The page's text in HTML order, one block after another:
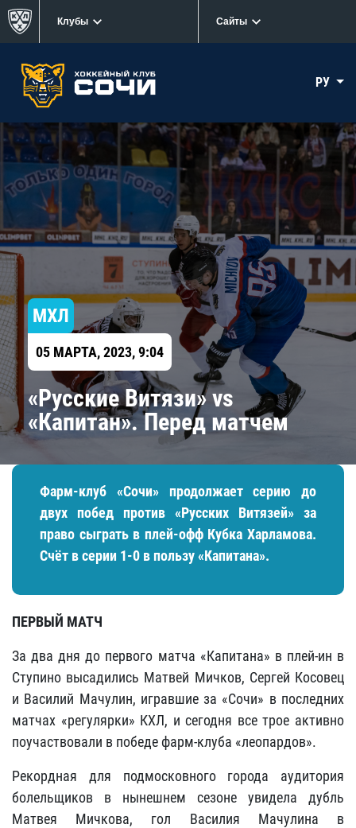
Клубы Сайты
РУ
МХЛ
05 МАРТА, 2023, 9:04
«Русские Витязи» vs
«Капитан». Перед матчем
Фарм-клуб «Сочи» продолжает серию до
двух побед против «Русских Витязей» за
право сыграть в плей-офф Кубка Харламова.
Счёт в серии 1-0 в пользу «Капитана».
ПЕРВЫЙ МАТЧ
За два дня до первого матча «Капитана» в плей-ин в
Ступино высадились Матвей Мичков, Сергей Косовец
и Василий Мачулин, игравшие за «Сочи» в последних
матчах «регулярки» КХЛ, и сегодня все трое активно
поучаствовали в победе фарм-клуба «леопардов».
Рекордная для подмосковного города аудитория
болельщиков в нынешнем сезоне увидела дубль
Матвея Мичкова, гол Василия Мачулина в